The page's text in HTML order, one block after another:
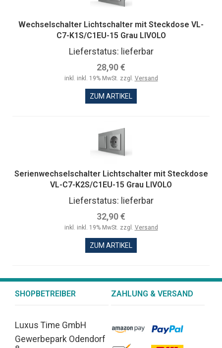
Wechselschalter Lichtschalter mit Steckdose VL-
C7-K1S/C1EU-15 Grau LIVOLO
Lieferstatus: lieferbar
28,90 €
inkl. inkl. 19% MwSt. zzgl. Versand
ZUM ARTIKEL
Serienwechselschalter Lichtschalter mit Steckdose
VL-C7-K2S/C1EU-15 Grau LIVOLO
Lieferstatus: lieferbar
32,90 €
inkl. inkl. 19% MwSt. zzgl. Versand
ZUM ARTIKEL
SHOPBETREIBER
Luxus Time GmbH
Gewerbepark Odendorf
ZAHLUNG & VERSAND